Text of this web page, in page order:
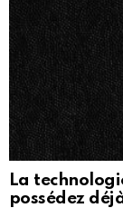
La
possédez